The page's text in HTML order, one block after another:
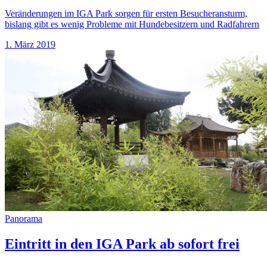
Veränderungen im IGA Park sorgen für ersten Besucheransturm,
bislang gibt es wenig Probleme mit Hundebesitzern und Radfahrern
1. März 2019
Panorama
Eintritt in den IGA Park ab sofort frei